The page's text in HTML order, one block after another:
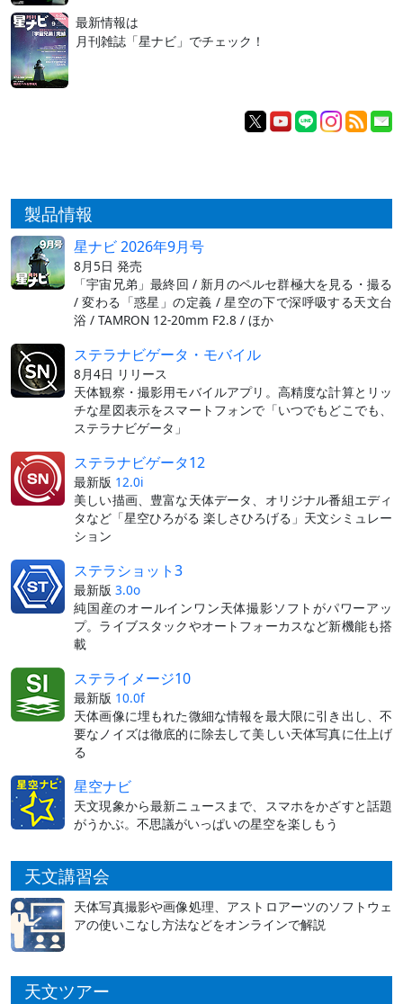
最新情報は
月刊雑誌「星ナビ」でチェック！
製品情報
星ナビ 2026年9月号
8月5日 発売
「宇宙兄弟」最終回 / 新月のペルセ群極大を見る・撮る
/ 変わる「惑星」の定義 / 星空の下で深呼吸する天文台
浴 / TAMRON 12-20mm F2.8 / ほか
ステラナビゲータ・モバイル
8月4日 リリース
天体観察・撮影用モバイルアプリ。高精度な計算とリッ
チな星図表示をスマートフォンで「いつでもどこでも、
ステラナビゲータ」
ステラナビゲータ12
最新版 12.0i
美しい描画、豊富な天体データ、オリジナル番組エディ
タなど「星空ひろがる 楽しさひろげる」天文シミュレー
ション
ステラショット3
最新版 3.0o
純国産のオールインワン天体撮影ソフトがパワーアッ
プ。ライブスタックやオートフォーカスなど新機能も搭
載
ステライメージ10
最新版 10.0f
天体画像に埋もれた微細な情報を最大限に引き出し、不
要なノイズは徹底的に除去して美しい天体写真に仕上げ
る
星空ナビ
天文現象から最新ニュースまで、スマホをかざすと話題
がうかぶ。不思議がいっぱいの星空を楽しもう
天文講習会
天体写真撮影や画像処理、アストロアーツのソフトウェ
アの使いこなし方法などをオンラインで解説
天文ツアー